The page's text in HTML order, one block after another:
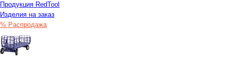
Продукция RedTool
Изделия на заказ
% Распродажа